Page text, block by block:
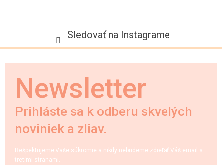
Sledovať na Instagrame
Newsletter
Prihláste sa k odberu skvelých
noviniek a zliav.
Rešpektujeme Vaše súkromie a nikdy nebudeme zdieľať Váš email s
tretími stranami.